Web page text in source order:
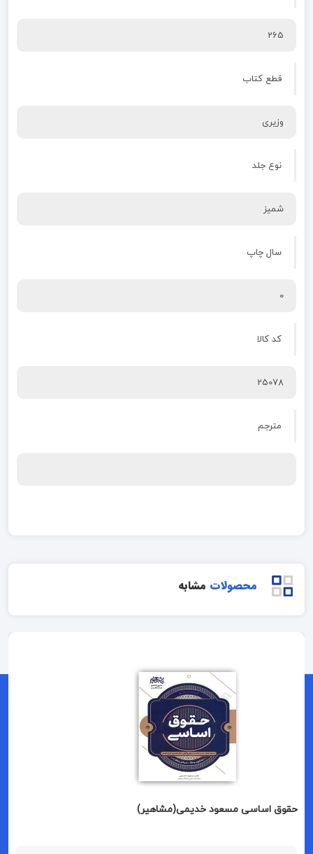
265
قطع کتاب
وزیری
نوع جلد
شمیز
سال چاپ
0
کد کالا
25078
مترجم
محصولات مشابه
حقوق اساسی مسعود خدیمی(مشاهیر)